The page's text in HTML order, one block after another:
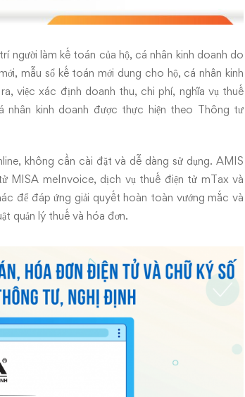
làm kế toán của hộ, cá nhân kinh doanh do
mẫu sổ kế toán mới dung cho hộ, cá nhân kinh
việc xác định doanh thu, chi phí, nghĩa vụ thuế
nhân kinh doanh được thực hiện theo Thông tư
không cần cài đặt và dễ dàng sử dụng. AMIS
MISA meInvoice, dịch vụ thuế điện tử mTax và
để đáp ứng giải quyết hoàn toàn vướng mắc và
quản lý thuế và hóa đơn.